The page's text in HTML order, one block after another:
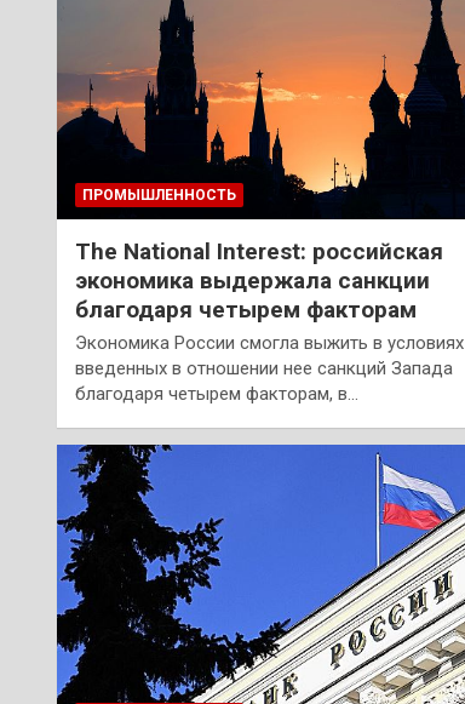
ПРОМЫШЛЕННОСТЬ
The National Interest: российская
экономика выдержала санкции
благодаря четырем факторам
Экономика России смогла выжить в условиях
введенных в отношении нее санкций Запада
благодаря четырем факторам, в…